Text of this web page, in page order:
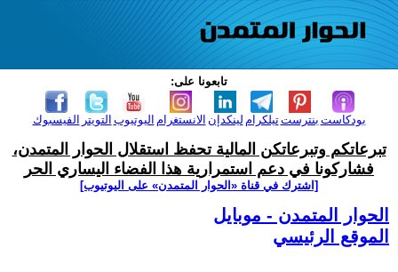
تابعونا على:
الفيسبوك التويتر اليوتيوب الانستغرام لينكدإن تيلكرامبنترست بودكاست
تبرعاتكم وتبرعاتكن المالية تحفظ استقلال الحوار المتمدن،
فشاركونا في دعم استمرارية هذا الفضاء اليساري الحر
[اشترك في قناة ‫«الحوار المتمدن» على اليوتيوب]
الحوار المتمدن - موبايل
الموقع الرئيسي